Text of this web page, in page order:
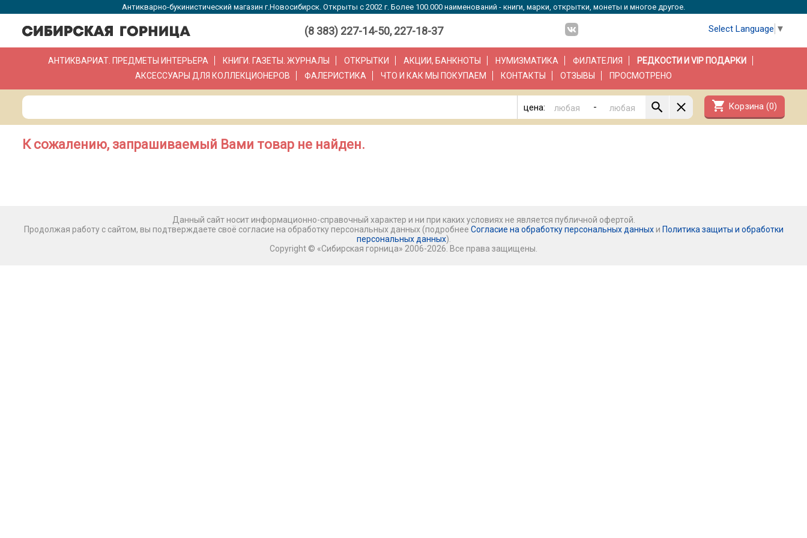
Антикварно-букинистический магазин г.Новосибирск. Открыты с 2002 г. Более 100.000 наименований - книги, марки, открытки, монеты и многое другое.
(8 383) 227-14-50, 227-18-37 Select Language ▼
АНТИКВАРИАТ. ПРЕДМЕТЫ ИНТЕРЬЕРА КНИГИ. ГАЗЕТЫ. ЖУРНАЛЫ ОТКРЫТКИ АКЦИИ, БАНКНОТЫ НУМИЗМАТИКА ФИЛАТЕЛИЯ
РЕДКОСТИ И VIP ПОДАРКИ
АКСЕССУАРЫ ДЛЯ КОЛЛЕКЦИОНЕРОВ
ФАЛЕРИСТИКА ЧТО И КАК МЫ ПОКУПАЕМ КОНТАКТЫ ОТЗЫВЫ ПРОСМОТРЕНО
цена: - shopping_cart Корзина (0)
К сожалению, запрашиваемый Вами товар не найден.
Данный сайт носит информационно-справочный характер и ни при каких условиях не является публичной офертой.
Продолжая работу с сайтом, вы подтверждаете своё согласие на обработку персональных данных (подробнее Согласие на обработку персональных данныхи Политика защиты и обработки
персональных данных).
Copyright © «Сибирская горница» 2006-2026. Все права защищены.